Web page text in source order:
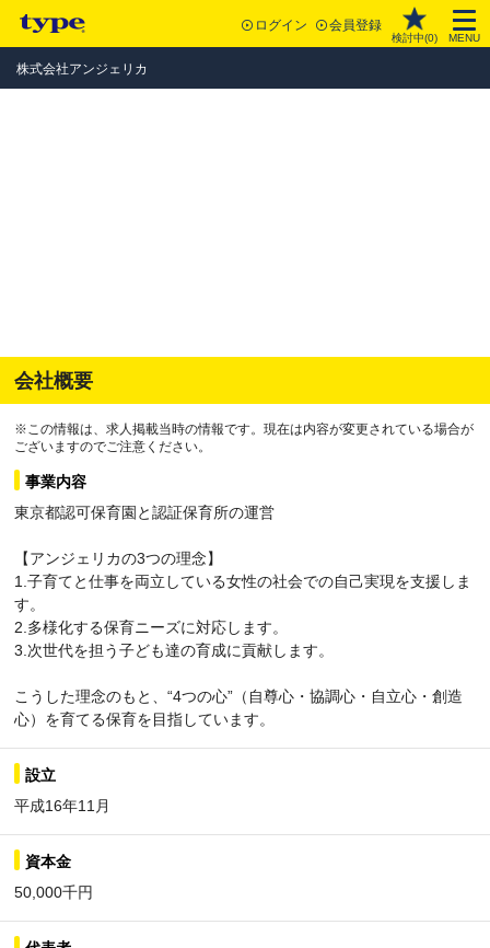
ログイン 会員登録
検討中(0) MENU
株式会社アンジェリカ
会社概要
※この情報は、求人掲載当時の情報です。現在は内容が変更されている場合が
ございますのでご注意ください。
事業内容
東京都認可保育園と認証保育所の運営
【アンジェリカの3つの理念】
1.子育てと仕事を両立している女性の社会での自己実現を支援しま
す。
2.多様化する保育ニーズに対応します。
3.次世代を担う子ども達の育成に貢献します。
こうした理念のもと、“4つの心”（自尊心・協調心・自立心・創造
心）を育てる保育を目指しています。
設立
平成16年11月
資本金
50,000千円